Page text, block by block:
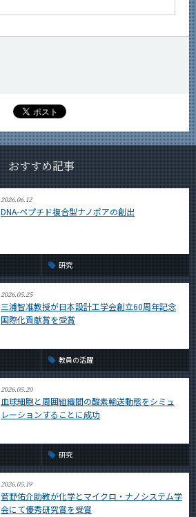
おすすめ記事
2026.06.12
DNA-ペプチド複合型ナノポアの創出
研究
2026.05.25
三浦智准教授が日本設計工学会創立60周年記念
国際化貢献賞を受賞
教員の活躍
2026.05.20
血球細胞と周囲組織間の酸素輸送動態をシミュ
レーションすることに成功
研究
2026.05.19
菅野佑介助教が化学とマイクロ・ナノシステム学
会にて優秀研究賞を受賞